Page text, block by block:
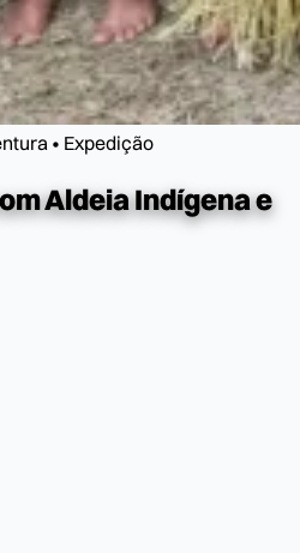
• Expedição
Aldeia Indígena e